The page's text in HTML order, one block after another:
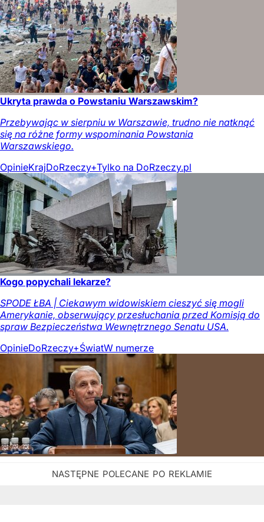
Ukryta prawda o Powstaniu Warszawskim?
Przebywając w sierpniu w Warszawie, trudno nie natknąć
się na różne formy wspominania Powstania
Warszawskiego.
OpinieKrajDoRzeczy+Tylko na DoRzeczy.pl
Kogo popychali lekarze?
SPODE ŁBA | Ciekawym widowiskiem cieszyć się mogli
Amerykanie, obserwujący przesłuchania przed Komisją do
spraw Bezpieczeństwa Wewnętrznego Senatu USA.
OpinieDoRzeczy+ŚwiatW numerze